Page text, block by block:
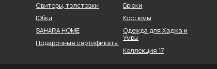
Коллекция 17
Юбки
Брюки
SAHARA HOME
Свитеры, толстовки
Костюмы
Подарочные сертификаты
Одежда для Хаджа и
Умры